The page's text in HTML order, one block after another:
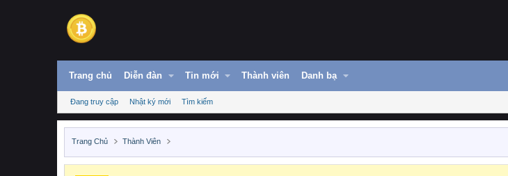
Trang chủ Diễn đàn Tin mới Thành viên Danh bạ
Đang truy cập Nhật ký mới Tìm kiếm
Trang Chủ Thành Viên